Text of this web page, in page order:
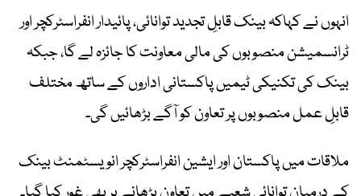
انہوں نے کہاکہ بینک قابلِ تجدید توانائی، پائیدار انفراسٹرکچر اور
ٹرانسمیشن منصوبوں کی مالی معاونت کا جائزہ لے گا، جبکہ
بینک کی تکنیکی ٹیمیں پاکستانی اداروں کے ساتھ مختلف
قابلِ عمل منصوبوں پر تعاون کو آگے بڑھائیں گی۔
ملاقات میں پاکستان اور ایشین انفراسٹرکچر انویسٹمنٹ بینک